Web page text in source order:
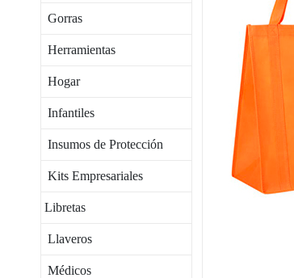
Gorras
Herramientas
Hogar
Infantiles
Insumos de Protección
Kits Empresariales
Libretas
Llaveros
Médicos